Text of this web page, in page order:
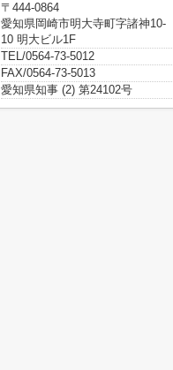
〒444-0864
愛知県岡崎市明大寺町字諸神10-
10 明大ビル1F
TEL/0564-73-5012
FAX/0564-73-5013
愛知県知事 (2) 第24102号